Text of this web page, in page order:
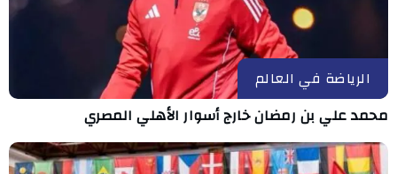
الرياضة في العالم
محمد علي بن رمضان خارج أسوار الأهلي المصري